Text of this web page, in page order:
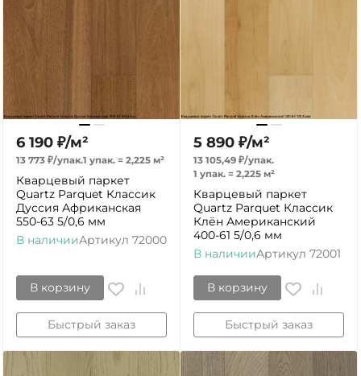
6 190 ₽/м²
13 773 ₽/упак.1 упак. = 2,225 м²
Кварцевый паркет
Quartz Parquet Классик
Дуссия Африканская
550-63 5/0,6 мм
В наличииАртикул 72000
В корзину
Быстрый заказ
5 890 ₽/м²
13 105,49 ₽/упак.
1 упак. = 2,225 м²
Кварцевый паркет
Quartz Parquet Классик
Клён Американский
400-61 5/0,6 мм
В наличииАртикул 72001
В корзину
Быстрый заказ